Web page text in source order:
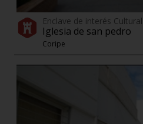
Enclave de interés Cultural
Iglesia de san pedro
Coripe